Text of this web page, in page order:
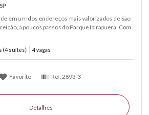
em um dos endereços mais valorizados de São
a poucos passos do Parque Ibirapuera. Com
(4 suítes) 4 vagas
Favorito Ref. 2893-3
Detalhes